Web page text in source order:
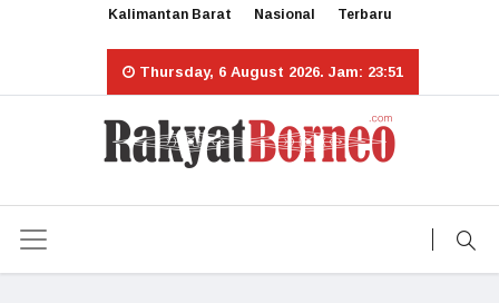
Kalimantan Barat Nasional Terbaru
Thursday, 6 August 2026. Jam: 23:51